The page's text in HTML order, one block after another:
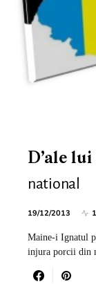
D’ale
national
19/12/2013
Maine-i Ignatul
injura porcii din